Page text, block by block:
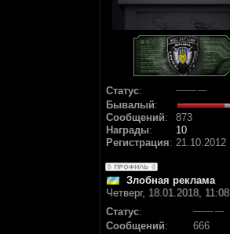
Статус:
Бывалый:
Сообщений:
873
Награды:
10
Регистрация: 21.10.2012
Злобная реклама
Четверг, 18.01.2018, 11:08
Статус:
Сообщений:
666